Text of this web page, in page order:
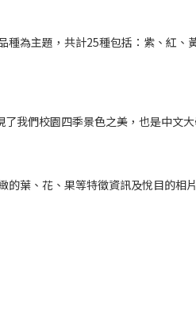
為主題，共計25種包括：紫、紅、
我們校園四季景色之美，也是中文
葉、花、果等特徵資訊及悅目的相